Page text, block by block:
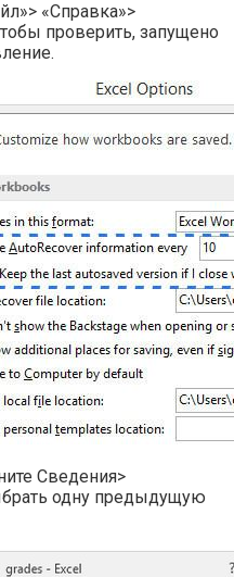
«Справка»>
проверить, запущено
Сведения>
одну предыдущую